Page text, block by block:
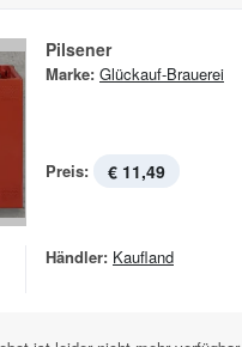
Pilsener
Marke: Glückauf-Brauerei
Preis: € 11,49
Händler: Kaufland